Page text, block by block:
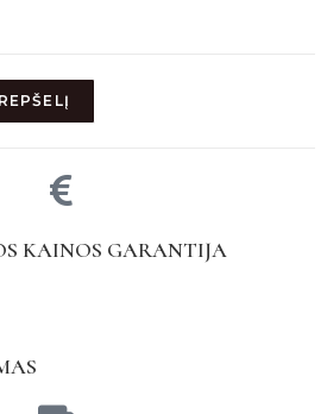
KAINOS GARANTIJA